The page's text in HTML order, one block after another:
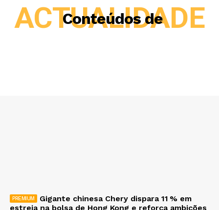
Conteúdos de
ACTUALIDADE
Gigante chinesa Chery dispara 11 % em
estreia na bolsa de Hong Kong e reforça ambições